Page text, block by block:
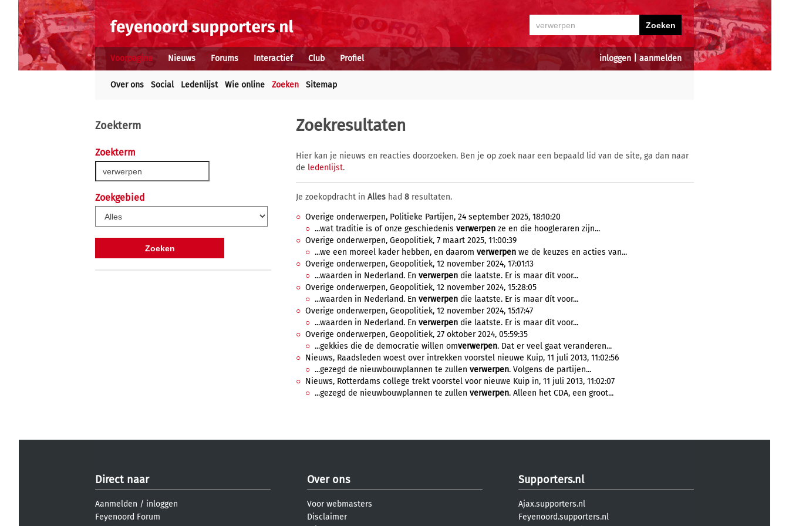
inloggen aanmelden
Voorpagina Nieuws Forums Interactief Club Profiel
Over ons Social Ledenlijst Wie online Zoeken Sitemap
Zoekterm
Zoekterm
Zoekgebied
Zoekresultaten
Hier kan je nieuws en reacties doorzoeken. Ben je op zoek naar een bepaald lid van de site, ga dan naar
de ledenlijst.
Je zoekopdracht in Alles had 8 resultaten.
Overige onderwerpen, Politieke Partijen, 24 september 2025, 18:10:20
...wat traditie is of onze geschiedenis verwerpen ze en die hoogleraren zijn...
Overige onderwerpen, Geopolitiek, 7 maart 2025, 11:00:39
...we een moreel kader hebben, en daarom verwerpen we de keuzes en acties van...
Overige onderwerpen, Geopolitiek, 12 november 2024, 17:01:13
...waarden in Nederland. En verwerpen die laatste. Er is maar dít voor...
Overige onderwerpen, Geopolitiek, 12 november 2024, 15:28:05
...waarden in Nederland. En verwerpen die laatste. Er is maar dít voor...
Overige onderwerpen, Geopolitiek, 12 november 2024, 15:17:47
...waarden in Nederland. En verwerpen die laatste. Er is maar dít voor...
Overige onderwerpen, Geopolitiek, 27 oktober 2024, 05:59:35
...gekkies die de democratie willen omverwerpen. Dat er veel gaat veranderen...
Nieuws, Raadsleden woest over intrekken voorstel nieuwe Kuip, 11 juli 2013, 11:02:56
...gezegd de nieuwbouwplannen te zullen verwerpen. Volgens de partijen...
Nieuws, Rotterdams college trekt voorstel voor nieuwe Kuip in, 11 juli 2013, 11:02:07
...gezegd de nieuwbouwplannen te zullen verwerpen. Alleen het CDA, een groot...
Direct naar
Aanmelden / inloggen
Feyenoord Forum
Over ons
Voor webmasters
Disclaimer
Supporters.nl
Ajax.supporters.nl
Feyenoord.supporters.nl